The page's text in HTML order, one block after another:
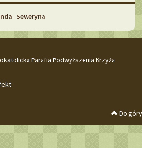
i Seweryna
Parafia Podwyższenia Krzyża
Do góry